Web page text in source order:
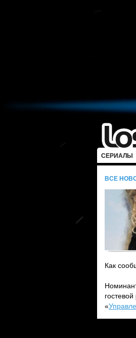
СЕРИАЛЫ
ВСЕ
Как
«